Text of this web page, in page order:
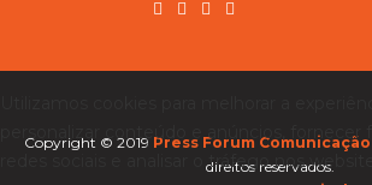
Copyright © 2019 Press Forum Comunicação
direitos reservados.
personalizar conteúdo e anúncios, fornecer
redes sociais e analisar o tráfego nos